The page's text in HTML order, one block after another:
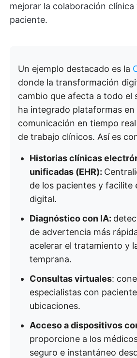
mejorar la colaboración clínica
paciente.
Un ejemplo destacado es la
donde la transformación
cambio que afecta a todo el
ha integrado plataformas en
comunicación en tiempo
de trabajo clínicos. Así es
Historias clínicas
unificadas (EHR):
de los pacientes y facilite
digital.
Diagnóstico con IA:
de advertencia más
acelerar el tratamiento y
temprana.
Consultas virtuales:
especialistas con
ubicaciones.
Acceso a dispositivos
proporcione a los
seguro e instantáneo